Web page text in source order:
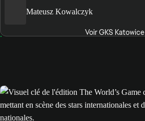
Mateusz Kowalczyk
Voir GKS Katowice